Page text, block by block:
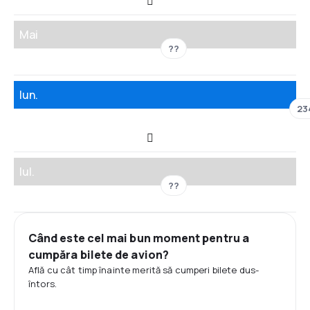
Mai
??
Iun.
Iul.
??
Când este cel mai bun moment pentru a
cumpăra bilete de avion?
Află cu cât timp înainte merită să cumperi bilete dus-
întors.